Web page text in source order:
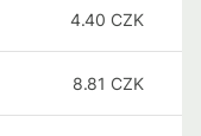
4.40 CZK
8.81 CZK